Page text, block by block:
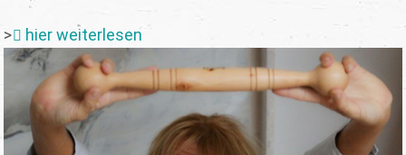
> hier weiterlesen